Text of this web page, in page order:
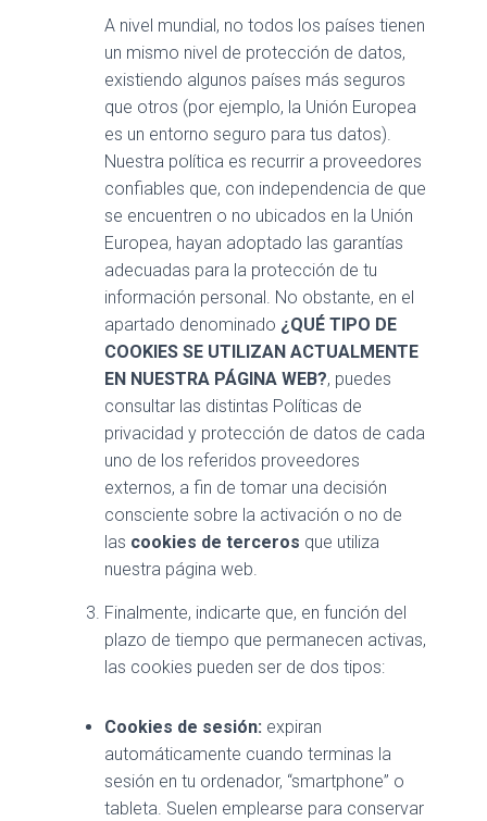
A nivel mundial, no todos los países tienen
un mismo nivel de protección de datos,
existiendo algunos países más seguros
que otros (por ejemplo, la Unión Europea
es un entorno seguro para tus datos).
Nuestra política es recurrir a proveedores
confiables que, con independencia de que
se encuentren o no ubicados en la Unión
Europea, hayan adoptado las garantías
adecuadas para la protección de tu
información personal. No obstante, en el
apartado denominado ¿QUÉ TIPO DE
COOKIES SE UTILIZAN ACTUALMENTE
EN NUESTRA PÁGINA WEB?, puedes
consultar las distintas Políticas de
privacidad y protección de datos de cada
uno de los referidos proveedores
externos, a fin de tomar una decisión
consciente sobre la activación o no de
las cookies de terceros que utiliza
nuestra página web.
Finalmente, indicarte que, en función del
plazo de tiempo que permanecen activas,
las cookies pueden ser de dos tipos:
Cookies de sesión: expiran
automáticamente cuando terminas la
sesión en tu ordenador, “smartphone” o
tableta. Suelen emplearse para conservar